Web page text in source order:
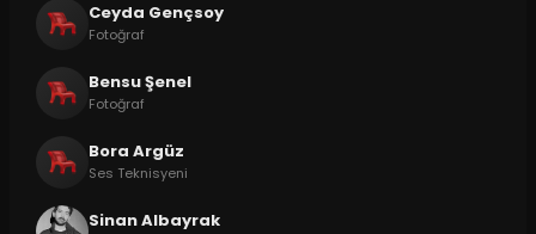
Ceyda Gençsoy
Fotoğraf
Bensu Şenel
Fotoğraf
Bora Argüz
Ses Teknisyeni
Sinan Albayrak